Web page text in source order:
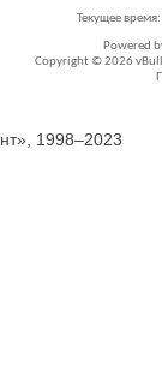
Текущее время:
Powered
Copyright © 2026
1998–2023